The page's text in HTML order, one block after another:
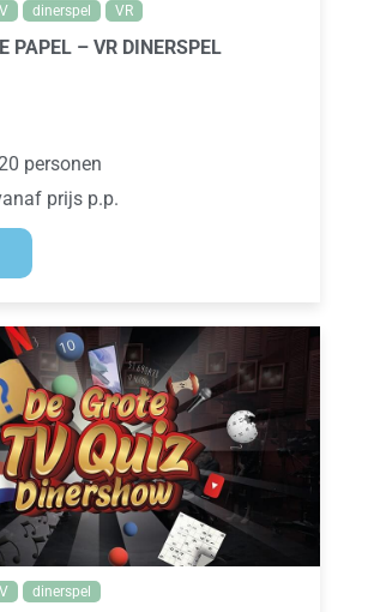
dinerspel VR
PAPEL – VR DINERSPEL
personen
prijs p.p.
dinerspel